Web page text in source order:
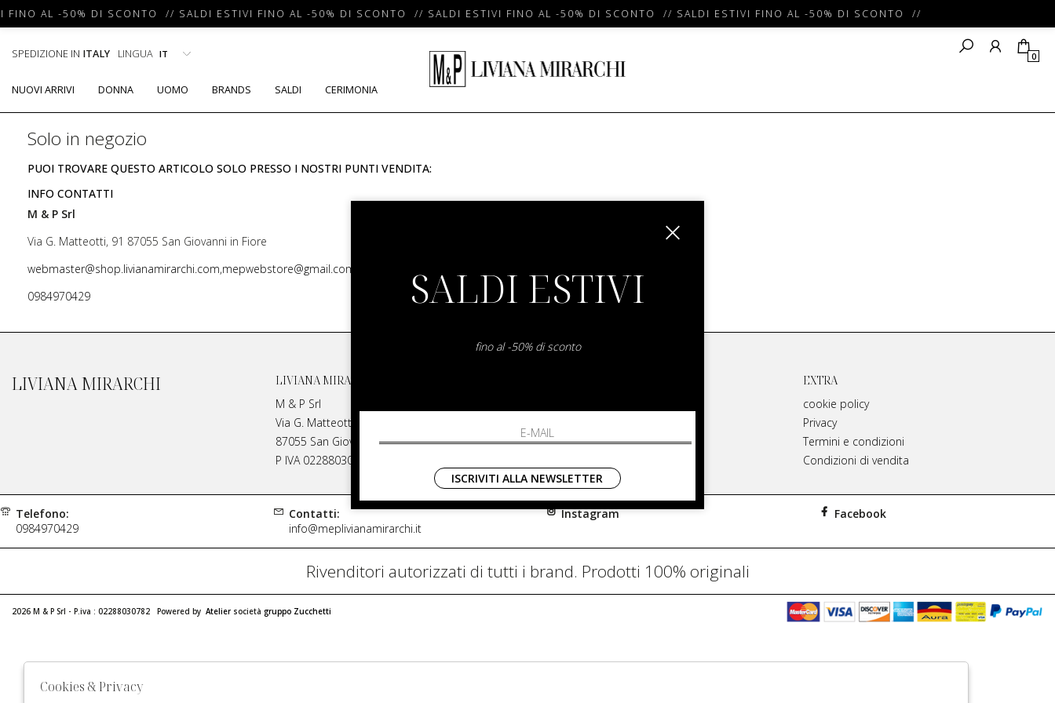
FINO AL -50% DI SCONTO // SALDI ESTIVI FINO AL -50% DI SCONTO // SALDI ESTIVI FINO AL -50% DI SCONTO // SALDI ESTIVI FINO AL -50% DI SCONTO //
SPEDIZIONE IN ITALY LINGUA 0
NUOVI ARRIVI DONNA UOMO BRANDS SALDI CERIMONIA
Solo in negozio
PUOI TROVARE QUESTO ARTICOLO SOLO PRESSO I NOSTRI PUNTI VENDITA:
INFO CONTATTI
M & P Srl
Via G. Matteotti, 91 87055 San Giovanni in Fiore
webmaster@shop.livianamirarchi.com,mepwebstore@gmail.com
0984970429
LIVIANA MIRARCHI
LIVIANA MIRARCHI
M & P Srl
Via G. Matteotti, 91
87055 San Giovanni in Fiore Italia
P IVA 02288030782
Contatti
Spedizione
EXTRA
cookie policy
Privacy
Termini e condizioni
Condizioni di vendita
Telefono:
0984970429
Contatti:
info@meplivianamirarchi.it
Instagram Facebook
Rivenditori autorizzati di tutti i brand. Prodotti 100% originali
2026 M & P Srl - P.iva : 02288030782 Powered by Atelier società gruppo Zucchetti
SALDI ESTIVI
fino al -50% di sconto
ISCRIVITI ALLA NEWSLETTER
Cookies & Privacy